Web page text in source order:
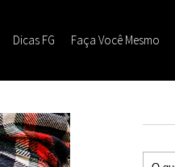
Dicas FG Faça Você Mesmo